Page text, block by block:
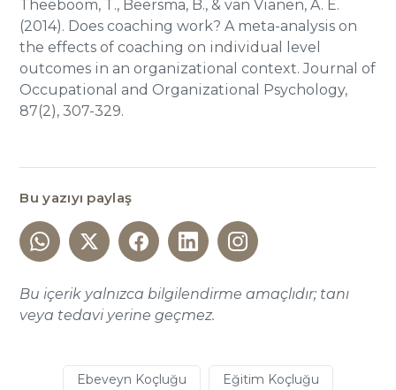
Theeboom, T., Beersma, B., & van Vianen, A. E.
(2014). Does coaching work? A meta-analysis on
the effects of coaching on individual level
outcomes in an organizational context. Journal of
Occupational and Organizational Psychology,
87(2), 307-329.
Bu yazıyı paylaş
Bu içerik yalnızca bilgilendirme amaçlıdır; tanı
veya tedavi yerine geçmez.
Ebeveyn Koçluğu Eğitim Koçluğu